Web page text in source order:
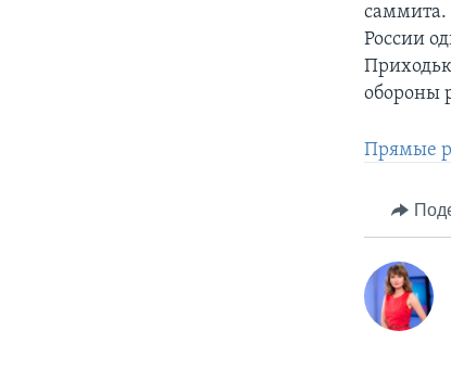
саммита.
России
обороны
Прямые